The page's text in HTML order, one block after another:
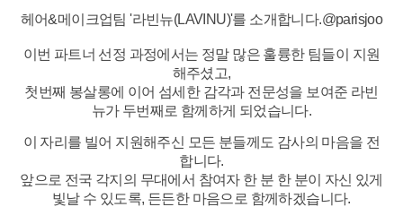
헤어&메이크업팀 '라빈뉴(LAVINU)'를 소개합니다.@parisjoo
이번 파트너 선정 과정에서는 정말 많은 훌륭한 팀들이 지원
해주셨고,
첫번째 봉살롱에 이어 섬세한 감각과 전문성을 보여준 라빈
뉴가 두번째로 함께하게 되었습니다.
이 자리를 빌어 지원해주신 모든 분들께도 감사의 마음을 전
합니다.
앞으로 전국 각지의 무대에서 참여자 한 분 한 분이 자신 있게
빛날 수 있도록, 든든한 마음으로 함께하겠습니다.